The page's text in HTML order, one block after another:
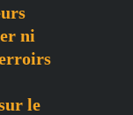
ni
le